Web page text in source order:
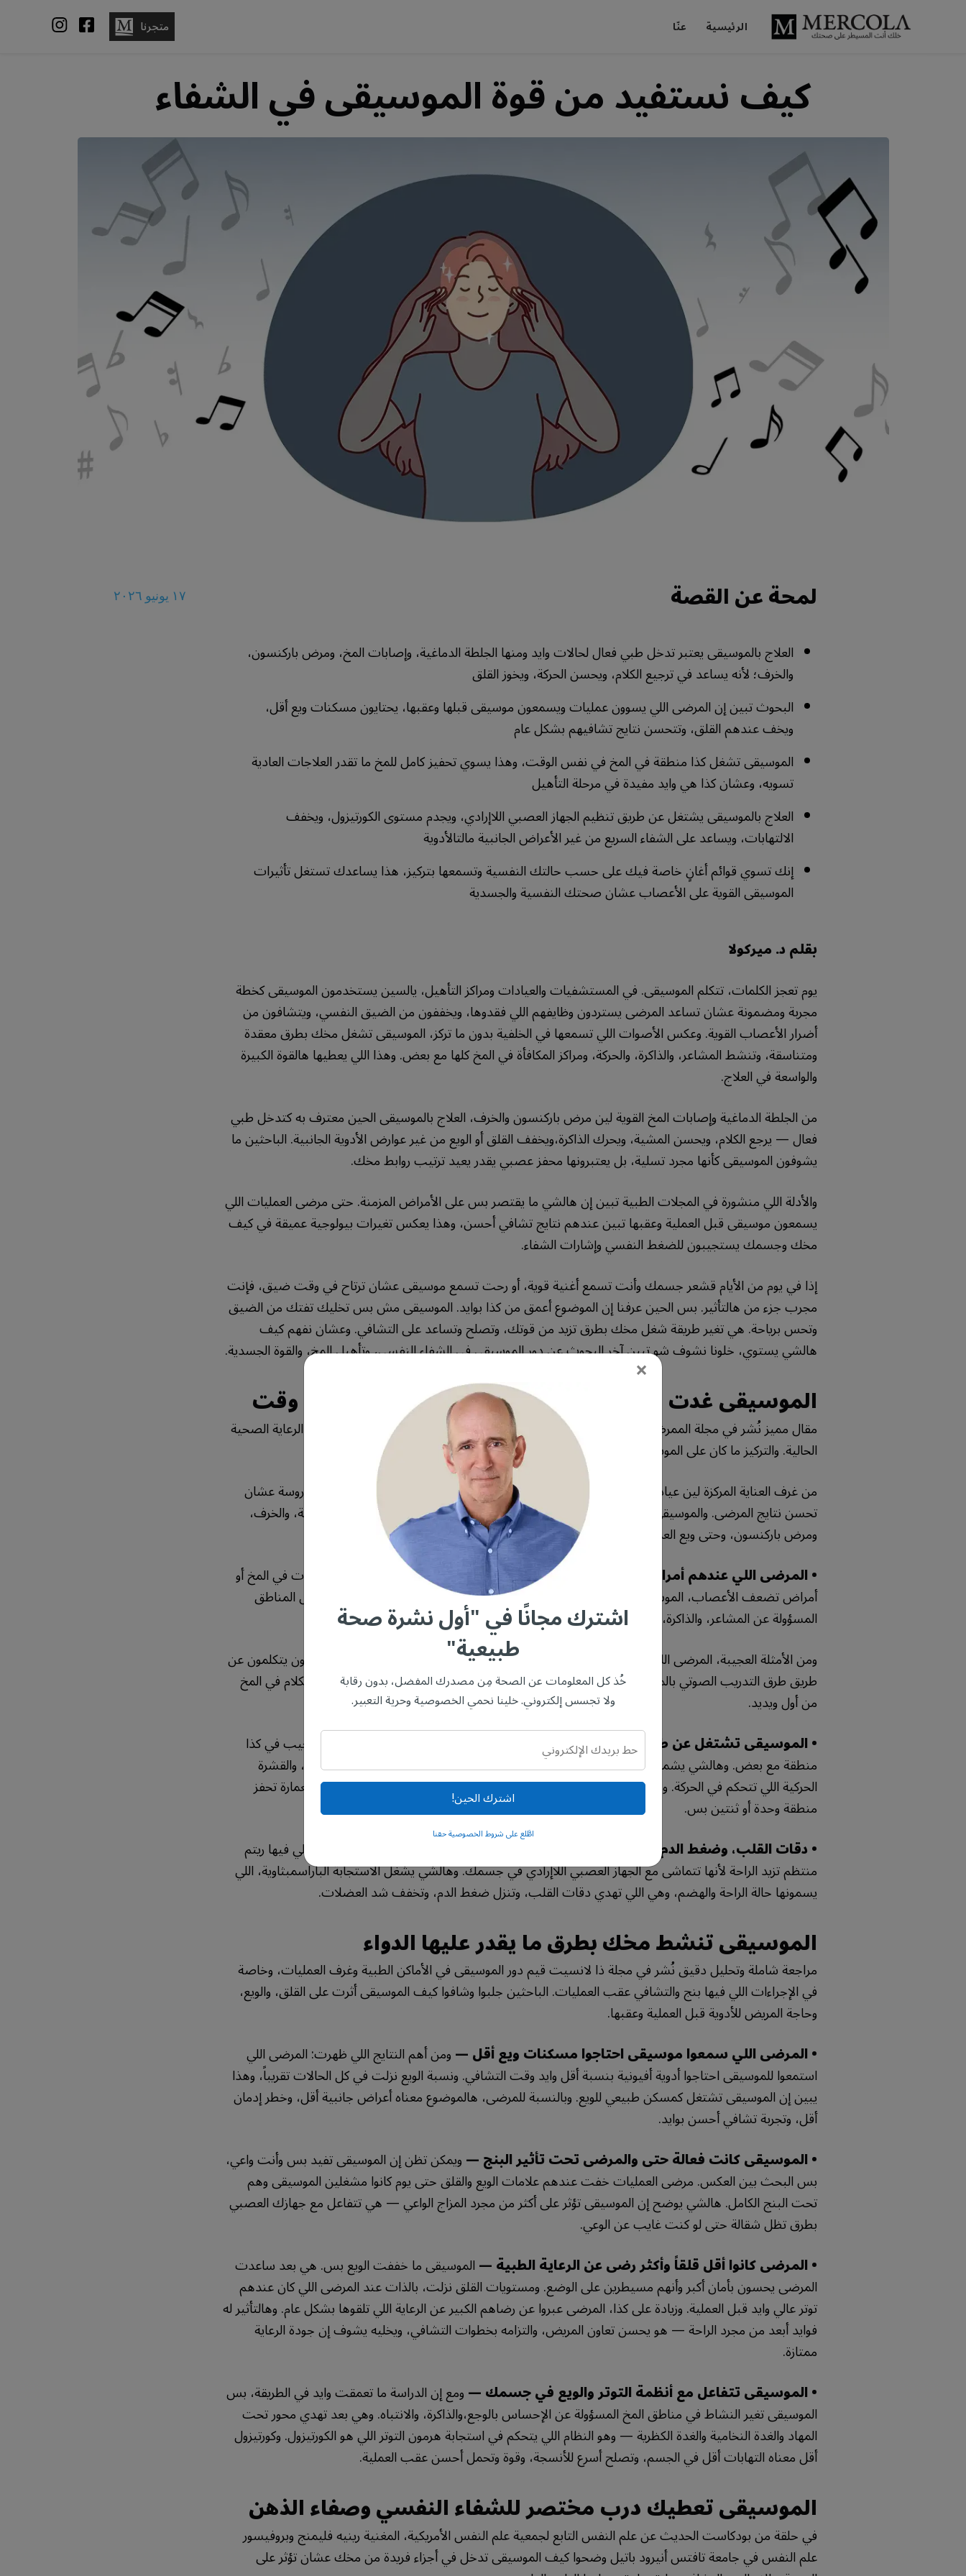
الرئيسية عنّا متجرنا
كيف نستفيد من قوة الموسيقى في الشفاء
١٧ يونيو ٢٠٢٦ لمحة عن القصة
العلاج بالموسيقى يعتبر تدخل طبي فعال لحالات وايد ومنها الجلطة الدماغية، وإصابات المخ، ومرض باركنسون،
والخرف؛ لأنه يساعد في ترجيع الكلام، ويحسن الحركة، ويخوز القلق
البحوث تبين إن المرضى اللي يسوون عمليات ويسمعون موسيقى قبلها وعقبها، يحتايون مسكنات ويع أقل،
ويخف عندهم القلق، وتتحسن نتايج تشافيهم بشكل عام
الموسيقى تشغل كذا منطقة في المخ في نفس الوقت، وهذا يسوي تحفيز كامل للمخ ما تقدر العلاجات العادية
تسويه، وعشان كذا هي وايد مفيدة في مرحلة التأهيل
العلاج بالموسيقى يشتغل عن طريق تنظيم الجهاز العصبي اللاإرادي، ويجدم مستوى الكورتيزول، ويخفف
الالتهابات، ويساعد على الشفاء السريع من غير الأعراض الجانبية مالتالأدوية
إنك تسوي قوائم أغانٍ خاصة فيك على حسب حالتك النفسية وتسمعها بتركيز، هذا يساعدك تستغل تأثيرات
الموسيقى القوية على الأعصاب عشان صحتك النفسية والجسدية
بقلم د. ميركولا
يوم تعجز الكلمات، تتكلم الموسيقى. في المستشفيات والعيادات ومراكز التأهيل، يالسين يستخدمون الموسيقى كخطة
مجربة ومضمونة عشان تساعد المرضى يستردون وظايفهم اللي فقدوها، ويخففون من الضيق النفسي، ويتشافون من
أضرار الأعصاب القوية. وعكس الأصوات اللي تسمعها في الخلفية بدون ما تركز، الموسيقى تشغل مخك بطرق معقدة
ومتناسقة، وتنشط المشاعر، والذاكرة، والحركة، ومراكز المكافأة في المخ كلها مع بعض. وهذا اللي يعطيها هالقوة الكبيرة
والواسعة في العلاج.
من الجلطة الدماغية وإصابات المخ القوية لين مرض باركنسون والخرف، العلاج بالموسيقى الحين معترف به كتدخل طبي
فعال — يرجع الكلام، ويحسن المشية، ويحرك الذاكرة،ويخفف القلق أو الويع من غير عوارض الأدوية الجانبية. الباحثين ما
يشوفون الموسيقى كأنها مجرد تسلية، بل يعتبرونها محفز عصبي يقدر يعيد ترتيب روابط مخك.
والأدلة اللي منشورة في المجلات الطبية تبين إن هالشي ما يقتصر بس على الأمراض المزمنة. حتى مرضى العمليات اللي
يسمعون موسيقى قبل العملية وعقبها تبين عندهم نتايج تشافي أحسن، وهذا يعكس تغيرات بيولوجية عميقة في كيف
مخك وجسمك يستجيبون للضغط النفسي وإشارات الشفاء.
إذا في يوم من الأيام قشعر جسمك وأنت تسمع أغنية قوية، أو رحت تسمع موسيقى عشان ترتاح في وقت ضيق، فإنت
مجرب جزء من هالتأثير. بس الحين عرفنا إن الموضوع أعمق من كذا بوايد. الموسيقى مش بس تخليك تفتك من الضيق
وتحس برياحة. هي تغير طريقة شغل مخك بطرق تزيد من قوتك، وتصلح وتساعد على التشافي. وعشان نفهم كيف
هالشي يستوي، خلونا نشوف شو تبين آخر البحوث عن دور الموسيقى في الشفاء النفسي، وتأهيل المخ، والقوة الجسدية.
الموسيقى غدت وصفة طبية، مش مجرد تسلية وتضييع وقت
مقال مميز نُشر في مجلة الممرضين الممارسين ركز على زيادة استخدام الموسيقى كأداة علاجية في مراكز الرعاية الصحية
الحالية. والتركيز ما كان على الموسيقى عشان الوناسة أو الراحة، بل كجزء أساسي ومهم من الرعاية الطبية.
من غرف العناية المركزة لين عيادات الطب النفسي، المستشفيات يالسة تستخدم جلسات موسيقية مدروسة عشان
تحسن نتايج المرضى. والموسيقى ما يستعملونها بس عشان تريح المريض، بل كأداة لعلاج الجلطة الدماغية، والخرف،
ومرض باركنسون، وحتى ويع العمليات.
• المرضى اللي عندهم أمراض عصبية يبينون استجابة قوية وايد —فاللي يعانون من إصابات في المخ أو
أمراض تضعف الأعصاب، الموسيقى تحفز عندهم شبكات وايد في المخفي نفس الوقت. وهالشي يشمل المناطق
المسؤولة عن المشاعر، والذاكرة، والحركة، وحتى الكلام ولغة الجسد.
ومن الأمثلة العجيبة، المرضى اللي يستوي عندهم صعوبة في الكلام عقب الجلطة الدماغية، يقدرون يرجعون يتكلمون عن
طريق طرق التدريب الصوتي بالموسيقى. وبدل العلاج العادي، يستخدمون الغناء عشان يدربون مسارات الكلام في المخ
من أول ويديد.
• الموسيقى تشتغل عن طريق تفعيل كذا نظام بيولوجي —
يوم تسمع موسيقى، مخك يستجيب في كذا
منطقة مع بعض. وهالشي يشمل القشرة السمعية اللي تفهم الصوت، والجهاز الحوفي اللي ينظم المشاعر، والقشرة
الحركية اللي تتحكم في الحركة. وهالتحفيز الكامل للمخ له قيمة جبيرة في التأهيل، لأن العلاجات الثانية بالعمارة تحفز
منطقة وحدة أو ثنتين بس.
• دقات القلب، وضغط الدم، والنفس يستجيبون في نفس اللحظة —
الموسيقى الهادية واللي فيها ريتم
منتظم تزيد الراحة لأنها تتماشى مع الجهاز العصبي اللاإرادي في جسمك. وهالشي يشغل الاستجابة الباراسمبثاوية، اللي
يسمونها حالة الراحة والهضم، وهي اللي تهدي دقات القلب، وتنزل ضغط الدم، وتخفف شد العضلات.
الموسيقى تنشط مخك بطرق ما يقدر عليها الدواء
مراجعة شاملة وتحليل دقيق نُشر في مجلة ذا لانسيت قيم دور الموسيقى في الأماكن الطبية وغرف العمليات، وخاصة
في الإجراءات اللي فيها بنج والتشافي عقب العمليات. الباحثين جلبوا وشافوا كيف الموسيقى أثرت على القلق، والويع،
وحاجة المريض للأدوية قبل العملية وعقبها.
• المرضى اللي سمعوا موسيقى احتاجوا مسكنات ويع أقل —ومن أهم النتايج اللي ظهرت: المرضى اللي
استمعوا للموسيقى احتاجوا أدوية أفيونية بنسبة أقل وايد وقت التشافي. ونسبة الويع نزلت في كل الحالات تقريباً، وهذا
يبين إن الموسيقى تشتغل كمسكن طبيعي للويع. وبالنسبة للمرضى، هالموضوع معناه أعراض جانبية أقل، وخطر إدمان
أقل، وتجربة تشافي أحسن بوايد.
• الموسيقى كانت فعالة حتى والمرضى تحت تأثير البنج —ويمكن تظن إن الموسيقى تفيد بس وأنت واعي،
بس البحث بين العكس. مرضى العمليات خفت عندهم علامات الويع والقلق حتى يوم كانوا مشغلين الموسيقى وهم
تحت البنج الكامل. هالشي يوضح إن الموسيقى تؤثر على أكثر من مجرد المزاج الواعي — هي تتفاعل مع جهازك العصبي
بطرق تظل شقالة حتى لو كنت غايب عن الوعي.
• المرضى كانوا أقل قلقاً وأكثر رضى عن الرعاية الطبية —الموسيقى ما خففت الويع بس. هي بعد ساعدت
المرضى يحسون بأمان أكبر وأنهم مسيطرين على الوضع. ومستويات القلق نزلت، بالذات عند المرضى اللي كان عندهم
توتر عالي وايد قبل العملية. وزيادة على كذا، المرضى عبروا عن رضاهم الكبير عن الرعاية اللي تلقوها بشكل عام. وهالتأثير له
فوايد أبعد من مجرد الراحة — هو يحسن تعاون المريض، والتزامه بخطوات التشافي، ويخليه يشوف إن جودة الرعاية
ممتازة.
• الموسيقى تتفاعل مع أنظمة التوتر والويع في جسمك —ومع إن الدراسة ما تعمقت وايد في الطريقة، بس
الموسيقى تغير النشاط في مناطق المخ المسؤولة عن الإحساس بالوجع،والذاكرة، والانتباه. وهي بعد تهدي محور تحت
المهاد والغدة النخامية والغدة الكظرية — وهو النظام اللي يتحكم في استجابة هرمون التوتر اللي هو الكورتيزول. وكورتيزول
أقل معناه التهابات أقل في الجسم، وتصلح أسرع للأنسجة، وقوة وتحمل أحسن عقب العملية.
الموسيقى تعطيك درب مختصر للشفاء النفسي وصفاء الذهن
في حلقة من بودكاست الحديث عن علم النفس التابع لجمعية علم النفس الأمريكية، المغنية رينيه فليمنج وبروفيسور
علم النفس في جامعة تافتس أنيرود باتيل وضحوا كيف الموسيقى تدخل في أجزاء فريدة من مخك عشان تؤثر على
×
اشترك مجانًا في "أول نشرة صحة
طبيعية"
خُذ كل المعلومات عن الصحة مِن مصدرك المفضل، بدون رقابة
ولا تجسس إلكتروني. خلينا نحمي الخصوصية وحرية التعبير.
اشترك الحين!
اطَّلع على شروط الخصوصية حقنا